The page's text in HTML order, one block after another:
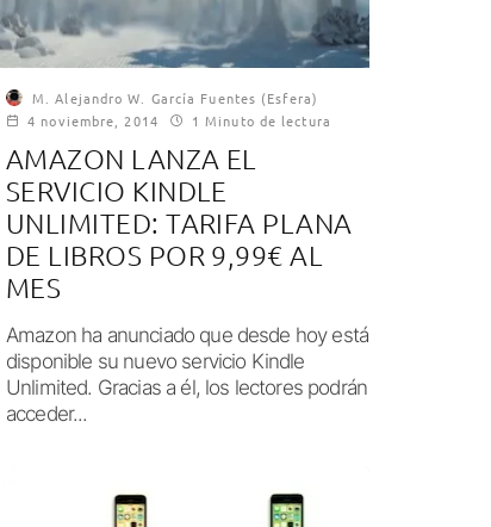
M. Alejandro W. García Fuentes (Esfera)
4 noviembre, 2014
1 Minuto de lectura
AMAZON LANZA EL
SERVICIO KINDLE
UNLIMITED: TARIFA PLANA
DE LIBROS POR 9,99€ AL
MES
Amazon ha anunciado que desde hoy está
disponible su nuevo servicio Kindle
Unlimited. Gracias a él, los lectores podrán
acceder...